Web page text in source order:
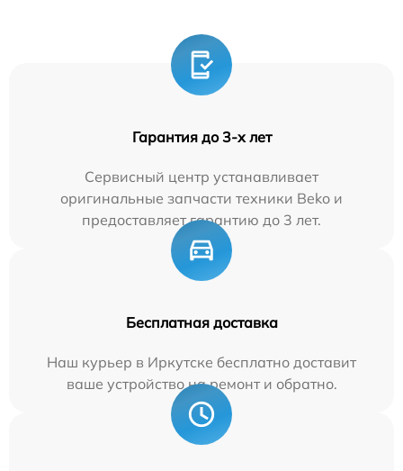
Гарантия до 3-х лет
Сервисный центр устанавливает
оригинальные запчасти техники Beko и
предоставляет гарантию до 3 лет.
Бесплатная доставка
Наш курьер в Иркутске бесплатно доставит
ваше устройство на ремонт и обратно.